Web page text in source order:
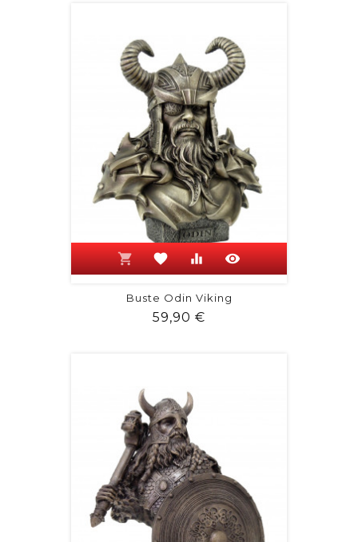
shopping_cart favorite equalizer visibility
Buste Odin Viking
59,90 €